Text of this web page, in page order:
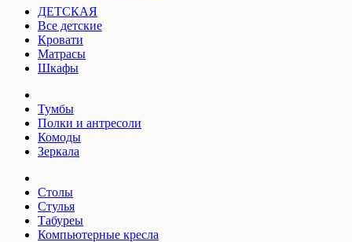
ДЕТСКАЯ
Все детские
Кровати
Матрасы
Шкафы
Тумбы
Полки и антресоли
Комоды
Зеркала
Столы
Стулья
Табуреы
Компьютерные кресла